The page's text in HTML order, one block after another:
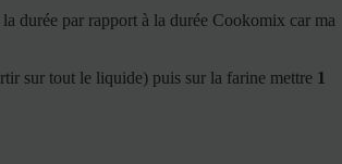
durée par rapport à la durée Cookomix car ma
sur tout le liquide) puis sur la farine mettre 1